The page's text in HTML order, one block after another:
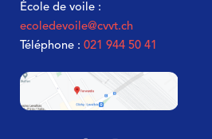
École de voile :
ecoledevoile@cvvt.ch
Téléphone : 021 944 50 41